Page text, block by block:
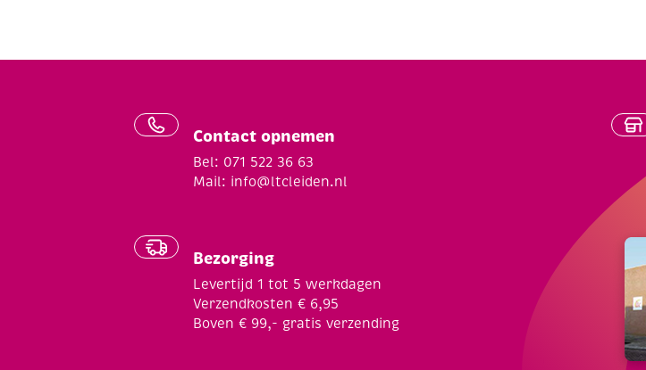
Contact opnemen
Bel: 071 522 36 63
Mail: info@ltcleiden.nl
Bezorging
Levertijd 1 tot 5 werkdagen
Verzendkosten € 6,95
Boven € 99,- gratis verzending